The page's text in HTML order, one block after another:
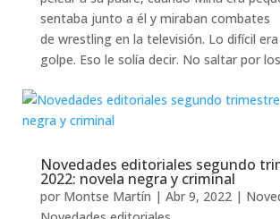
sentaba junto a él y miraban combates
de wrestling en la televisión. Lo difícil
golpe. Eso le solía decir. No saltar por
Novedades editoriales segundo
2022: novela negra y criminal
por Montse Martín | Abr 9, 2022|